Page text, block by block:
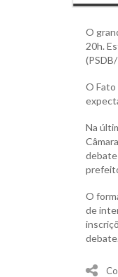
O
20h.
O Fato
Na
O
de
debate.